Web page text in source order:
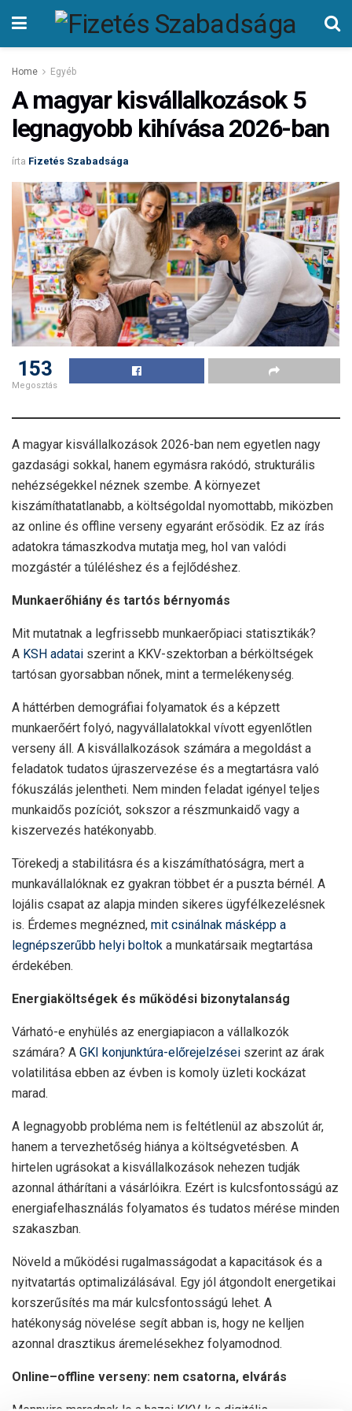
Home Egyéb
A magyar kisvállalkozások 5
legnagyobb kihívása 2026-ban
írta Fizetés Szabadsága
153
Megosztás
A magyar kisvállalkozások 2026-ban nem egyetlen nagy
gazdasági sokkal, hanem egymásra rakódó, strukturális
nehézségekkel néznek szembe. A környezet
kiszámíthatatlanabb, a költségoldal nyomottabb, miközben
az online és offline verseny egyaránt erősödik. Ez az írás
adatokra támaszkodva mutatja meg, hol van valódi
mozgástér a túléléshez és a fejlődéshez.
Munkaerőhiány és tartós bérnyomás
Mit mutatnak a legfrissebb munkaerőpiaci statisztikák?
A KSH adatai szerint a KKV-szektorban a bérköltségek
tartósan gyorsabban nőnek, mint a termelékenység.
A háttérben demográfiai folyamatok és a képzett
munkaerőért folyó, nagyvállalatokkal vívott egyenlőtlen
verseny áll. A kisvállalkozások számára a megoldást a
feladatok tudatos újraszervezése és a megtartásra való
fókuszálás jelentheti. Nem minden feladat igényel teljes
munkaidős pozíciót, sokszor a részmunkaidő vagy a
kiszervezés hatékonyabb.
Törekedj a stabilitásra és a kiszámíthatóságra, mert a
munkavállalóknak ez gyakran többet ér a puszta bérnél. A
lojális csapat az alapja minden sikeres ügyfélkezelésnek
is. Érdemes megnézned, mit csinálnak másképp a
legnépszerűbb helyi boltok a munkatársaik megtartása
érdekében.
Energiaköltségek és működési bizonytalanság
Várható-e enyhülés az energiapiacon a vállalkozók
számára? A GKI konjunktúra-előrejelzései szerint az árak
volatilitása ebben az évben is komoly üzleti kockázat
marad.
A legnagyobb probléma nem is feltétlenül az abszolút ár,
hanem a tervezhetőség hiánya a költségvetésben. A
hirtelen ugrásokat a kisvállalkozások nehezen tudják
azonnal áthárítani a vásárlóikra. Ezért is kulcsfontosságú az
energiafelhasználás folyamatos és tudatos mérése minden
szakaszban.
Növeld a működési rugalmasságodat a kapacitások és a
nyitvatartás optimalizálásával. Egy jól átgondolt energetikai
korszerűsítés ma már kulcsfontosságú lehet. A
hatékonyság növelése segít abban is, hogy ne kelljen
azonnal drasztikus áremelésekhez folyamodnod.
Online–offline verseny: nem csatorna, elvárás